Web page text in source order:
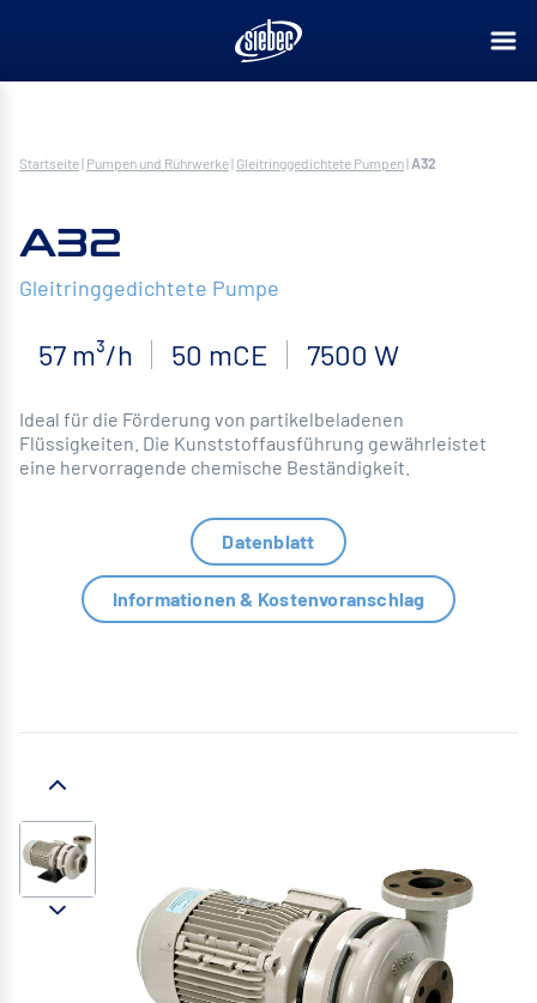
Startseite| Pumpen und Rührwerke| Gleitringgedichtete Pumpen|A32
A32
Gleitringgedichtete Pumpe
57 m³/h 50 mCE 7500 W
Ideal für die Förderung von partikelbeladenen
Flüssigkeiten. Die Kunststoffausführung gewährleistet
eine hervorragende chemische Beständigkeit.
Datenblatt
Informationen & Kostenvoranschlag